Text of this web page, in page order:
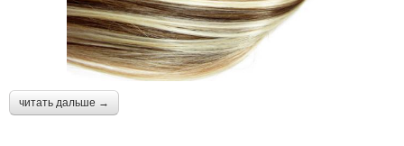
читать дальше →